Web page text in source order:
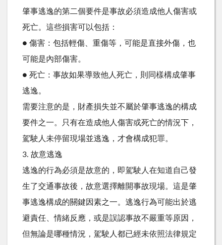
肇事逃逸的第二個要件是事故必須造成他人傷害或
死亡。這些損害可以包括：
● 傷害：包括輕傷、重傷等，可能是直接外傷，也
可能是內部傷害。
● 死亡：事故如果導致他人死亡，則同樣構成肇事
逃逸。
需要注意的是，財產損失並不屬於肇事逃逸的構成
要件之一。只有在造成他人傷害或死亡的情況下，
駕駛人未停留現場並逃逸，才會構成犯罪。
3. 故意逃逸
逃逸的行為必須是故意的，即駕駛人在知道自己發
生了交通事故後，故意選擇離開事故現場。這是肇
事逃逸構成的關鍵因素之一。逃逸行為可能出於逃
避責任、情緒反應，或是誤認事故不嚴重等原因，
但無論是哪種情況，駕駛人都已經未依照法律規定